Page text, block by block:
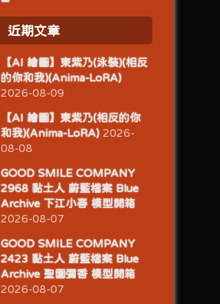
近期文章
【AI 繪圖】東紫乃(泳裝)(相反
的你和我)(Anima-LoRA)
2026-08-09
【AI 繪圖】東紫乃(相反的你
和我)(Anima-LoRA) 2026-
08-08
GOOD SMILE COMPANY
2968 黏土人 蔚藍檔案 Blue
Archive 下江小春 模型開箱
2026-08-07
GOOD SMILE COMPANY
2423 黏土人 蔚藍檔案 Blue
Archive 聖園彌香 模型開箱
2026-08-07